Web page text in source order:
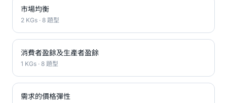
市場均衡
2 KGs · 8 題型
消費者盈餘及生產者盈餘
1 KGs · 8 題型
需求的價格彈性